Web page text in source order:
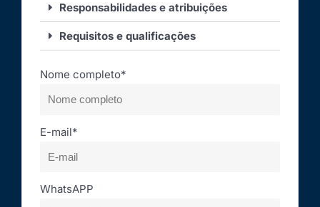
Responsabilidades e atribuições
Requisitos e qualificações
Nome completo*
E-mail*
WhatsAPP